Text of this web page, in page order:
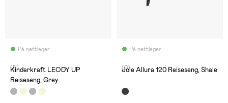
På nettlager
(5)
Kinderkraft LEODY UP
Reiseseng, Grey
På nettlager
(0)
Joie Allura 120 Reiseseng, Shale